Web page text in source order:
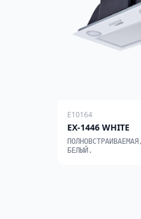
E10164
EX-1446 WHITE
БЕЛЫЙ.